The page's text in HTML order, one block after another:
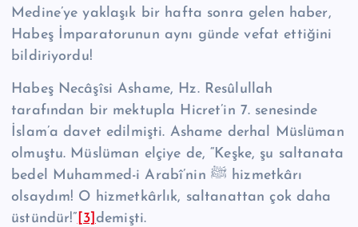
Medine’ye yaklaşık bir hafta sonra gelen haber,
Habeş İmparatorunun aynı günde vefat ettiğini
bildiriyordu!
Habeş Necâşîsi Ashame, Hz. Re­sû­lul­lah
tarafından bir mektupla Hicret’in 7. senesinde
İslam’a davet edilmişti. Ashame derhal Müslüman
olmuştu. Müs­lüman elçiye de, “Keşke, şu saltanata
bedel Mu­hammed-i Arabî’nin ﷺ hizmetkârı
olsaydım! O hizmetkârlık, saltanattan çok daha
üstündür!” [3] de­mişti.